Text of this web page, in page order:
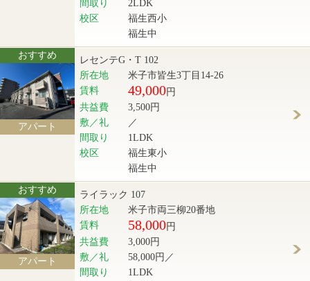
間取り
2LDK
校区
福生西小
福生中
おすすめ
アパート
レセンテG・T 102
所在地
米子市皆生3丁目14-26
賃料
49,000円
共益費
3,500円
敷／礼
／
間取り
1LDK
校区
福生東小
福生中
おすすめ
アパート
ライラック 107
所在地
米子市両三柳20番地
賃料
58,000円
共益費
3,000円
敷／礼
58,000円／
間取り
1LDK